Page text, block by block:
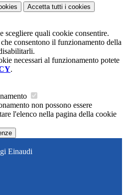
Accetta tutti i cookies
scegliere quali cookie consentire.
consentono il funzionamento della
necessari al funzionamento potete
.
non possono essere
l'elenco nella pagina della cookie
Einaudi